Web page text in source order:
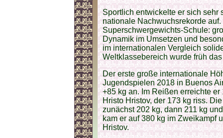
Sportlich entwickelte er sich sehr
nationale Nachwuchsrekorde
Superschwergewichts-Schule:
Dynamik im Umsetzen und
im internationalen Vergleich
Weltklassebereich wurde früh
Der erste große internationale
Jugendspielen 2018 in Buenos
+85 kg an. Im Reißen erreichte
Hristo Hristov, der 173 kg riss.
zunächst 202 kg, dann 211 kg
kam er auf 380 kg im Zweikampf
Hristov.